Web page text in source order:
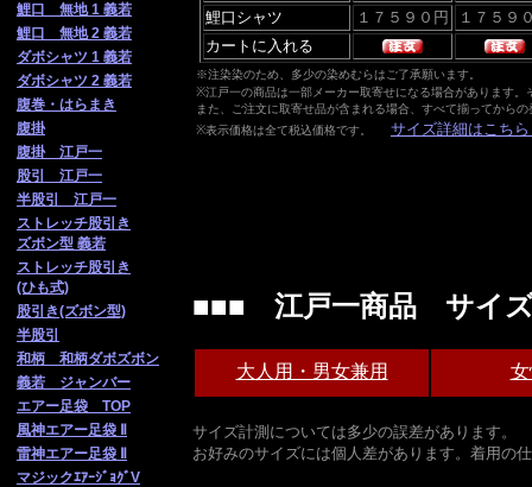
鯉口 無地 1 義若
鯉口 無地 2 義若
ダボシャツ 1 義若
ダボシャツ 2 義若
腹巻・はらまき
腹掛
腹掛 江戸一
股引 江戸一
半股引 江戸一
ストレッチ股引き
ズボン型 義若
ストレッチ股引き
(ひも式)
股引き(ズボン型)
半股引
和柄 和柄ダボズボン
義若 ジャンバー
エアー足袋 TOP
風神エアー足袋 Ⅱ
雷神エアー足袋 Ⅱ
マジックｴｱｰｼﾞｮｸﾞV
鯉口シャツ
カートに入れる
※注染染のため、多少の染めむらはご了承願います。
※江戸一の商品は一部メーカー取寄せになる場合があります
また、ご注文に取寄せ品が含まれる場合、すべて揃ってから
※表示価格は全て税込価格です。
サイズ詳細はこち
■■■ 江戸一商品 サイ
大人用・男女兼用
サイズ計測については多少の誤差があります。
お好みのサイズには個人差があります。着用の